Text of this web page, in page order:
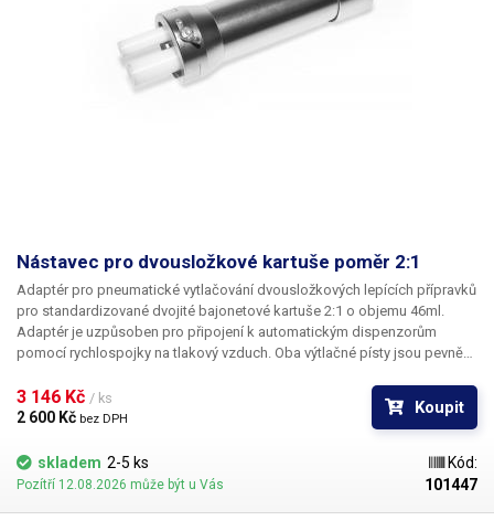
Nástavec pro dvousložkové kartuše poměr 2:1
Adaptér pro pneumatické vytlačování dvousložkových lepících přípravků
pro standardizované dvojité bajonetové kartuše 2:1 o objemu 46ml.
Adaptér je uzpůsoben pro připojení k automatickým dispenzorům
pomocí rychlospojky na tlakový vzduch. Oba výtlačné písty jsou pevně
zajištěno naprosto rovnoměrné dávkování i při rozdílných viskozitách
dvou složek vytlačovaného chemického přípravku.
3 146 Kč / ks
2 600 Kč bez DPH
Koupit
skladem 2-5 ks
Pozítří 12.08.2026 může být u Vás
Kód:
101447